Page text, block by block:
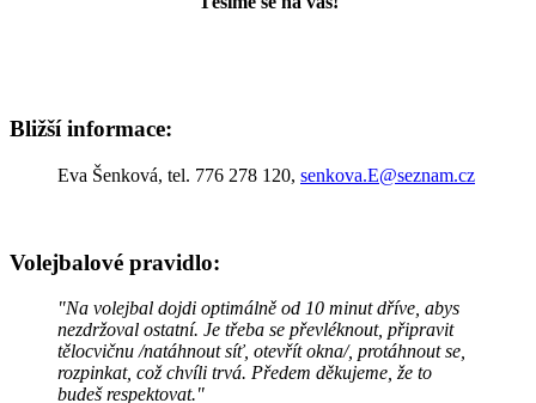
Bližší informace:
Eva Šenková, tel. 776 278 120, senkova.E@seznam.cz
Volejbalové pravidlo:
"Na volejbal dojdi optimálně od 10 minut dříve, abys
nezdržoval ostatní. Je třeba se převléknout, připravit
tělocvičnu /natáhnout síť, otevřít okna/, protáhnout se,
rozpinkat, což chvíli trvá. Předem děkujeme, že to
budeš respektovat."